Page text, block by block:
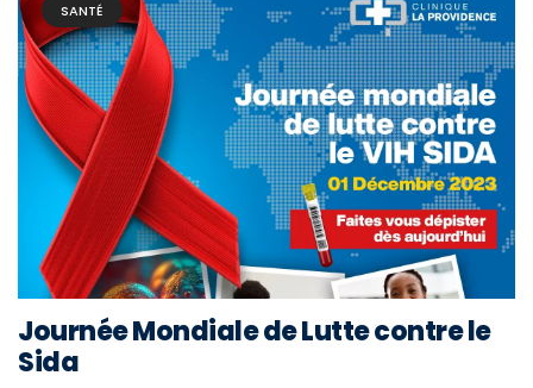
SANTÉ
Journée Mondiale de Lutte contre le
Sida